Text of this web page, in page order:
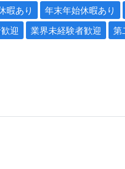
暇あり 年末年始休暇あり
迎 業界未経験者歓迎
第